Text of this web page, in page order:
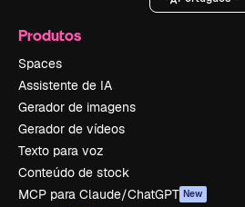
Produtos
Spaces
Assistente de IA
Gerador de imagens
Gerador de vídeos
Texto para voz
Conteúdo de stock
MCP para Claude/ChatGPT New